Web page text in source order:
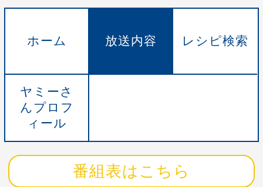
ホーム 放送内容 レシピ検索
ヤミーさ
んプロフ
ィール
番組表はこちら